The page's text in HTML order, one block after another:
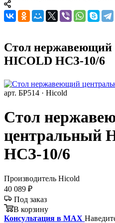
Стол нержавеющий
HICOLD НСЗ-10/6
арт. БР514 · Hicold
Стол
центральный
НСЗ-10/6
Производитель Hicold
40 089 ₽
Под заказ
В корзину
Консультация в MAX